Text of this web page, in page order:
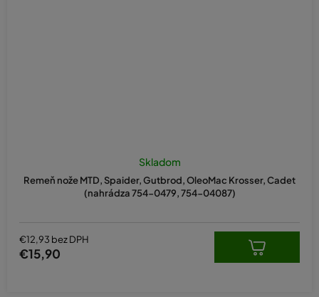
Remeň nože MTD, Spaider, Gutbrod, OleoMac Krosser, Cadet
(nahrádza 754-0479, 754-04087)
Skladom
€12,93 bez DPH
€15,90